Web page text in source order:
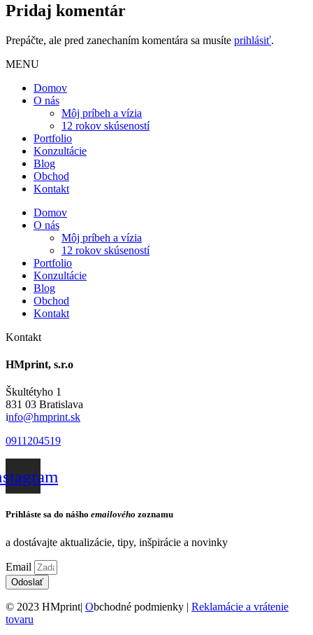
Pridaj komentár
Prepáčte, ale pred zanechaním komentára sa musíte prihlásiť.
MENU
Domov
O nás
Môj príbeh a vízia
12 rokov skúseností
Portfolio
Konzultácie
Blog
Obchod
Kontakt
Domov
O nás
Môj príbeh a vízia
12 rokov skúseností
Portfolio
Konzultácie
Blog
Obchod
Kontakt
Kontakt
HMprint, s.r.o
Škultétyho 1
831 03 Bratislava
info@hmprint.sk
0911204519
Prihláste sa do nášho emailového zoznamu
a dostávajte aktualizácie, tipy, inšpirácie a novinky
Email
Odoslať
© 2023 HMprint| Obchodné podmienky | Reklamácie a vrátenie
tovaru